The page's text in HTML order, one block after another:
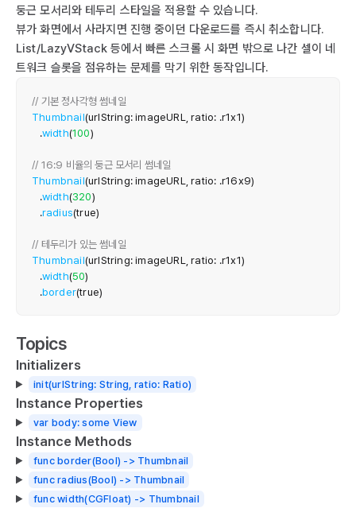
둥근 모서리와 테두리 스타일을 적용할 수 있습니다.
뷰가 화면에서 사라지면 진행 중이던 다운로드를 즉시 취소합니다.
List/LazyVStack 등에서 빠른 스크롤 시 화면 밖으로 나간 셀이 네
트워크 슬롯을 점유하는 문제를 막기 위한 동작입니다.
// 기본 정사각형 썸네일
Thumbnail(urlString: imageURL, ratio: .r1x1)
.width(100)
// 16:9 비율의 둥근 모서리 썸네일
Thumbnail(urlString: imageURL, ratio: .r16x9)
.width(320)
.radius(true)
// 테두리가 있는 썸네일
Thumbnail(urlString: imageURL, ratio: .r1x1)
.width(50)
.border(true)
Topics
Initializers
init(urlString: String, ratio: Ratio)
Instance Properties
var body: some View
Instance Methods
func border(Bool) -> Thumbnail
func radius(Bool) -> Thumbnail
func width(CGFloat) -> Thumbnail